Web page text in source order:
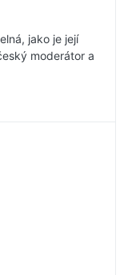
jako je její
moderátor a